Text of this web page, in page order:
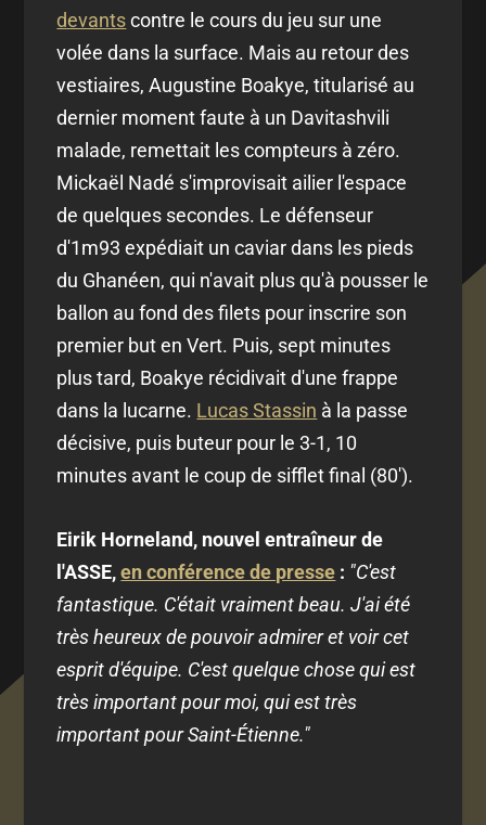
devantscontre le cours du jeu sur une
volée dans la surface. Mais au retour des
vestiaires, Augustine Boakye, titularisé au
dernier moment faute à un Davitashvili
malade, remettait les compteurs à zéro.
Mickaël Nadé s'improvisait ailier l'espace
de quelques secondes. Le défenseur
d'1m93 expédiait un caviar dans les pieds
du Ghanéen, qui n'avait plus qu'à pousser le
ballon au fond des filets pour inscrire son
premier but en Vert. Puis, sept minutes
plus tard, Boakye récidivait d'une frappe
dans la lucarne. Lucas Stassin à la passe
décisive, puis buteur pour le 3-1, 10
minutes avant le coup de sifflet final (80').
Eirik Horneland, nouvel entraîneur de
l'ASSE,en conférence de presse : "C'est
fantastique. C'était vraiment beau. J'ai été
très heureux de pouvoir admirer et voir cet
esprit d'équipe. C'est quelque chose qui est
très important pour moi, qui est très
important pour Saint-Étienne."